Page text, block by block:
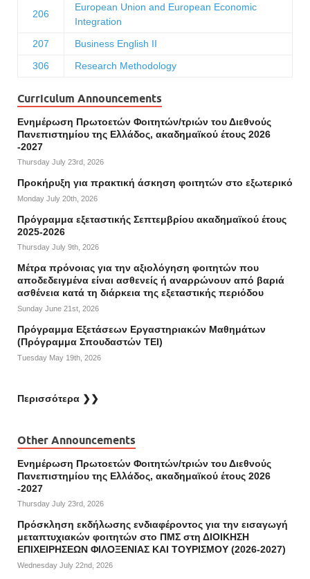
206
European Union and European Economic
Integration
207
Business English ΙΙ
306
Research Methodology
Curriculum Announcements
Ενημέρωση Πρωτοετών Φοιτητών/τριών του Διεθνούς
Πανεπιστημίου της Ελλάδος, ακαδημαϊκού έτους 2026
-2027
Thursday July 23rd, 2026
Προκήρυξη για πρακτική άσκηση φοιτητών στο εξωτερικό
Monday July 20th, 2026
Πρόγραμμα εξεταστικής Σεπτεμβρίου ακαδημαϊκού έτους
2025-2026
Thursday July 9th, 2026
Mέτρα πρόνοιας για την αξιολόγηση φοιτητών που
αποδεδειγμένα είναι ασθενείς ή αναρρώνουν από βαριά
ασθένεια κατά τη διάρκεια της εξεταστικής περιόδου
Sunday June 21st, 2026
Πρόγραμμα Εξετάσεων Εργαστηριακών Μαθημάτων
(Πρόγραμμα Σπουδαστών ΤΕΙ)
Tuesday May 19th, 2026
Περισσότερα ❯❯
Other Announcements
Ενημέρωση Πρωτοετών Φοιτητών/τριών του Διεθνούς
Πανεπιστημίου της Ελλάδος, ακαδημαϊκού έτους 2026
-2027
Thursday July 23rd, 2026
Πρόσκληση εκδήλωσης ενδιαφέροντος για την εισαγωγή
μεταπτυχιακών φοιτητών στο ΠΜΣ στη ΔΙΟΙΚΗΣΗ
ΕΠΙΧΕΙΡΗΣΕΩΝ ΦΙΛΟΞΕΝΙΑΣ ΚΑΙ ΤΟΥΡΙΣΜΟΥ (2026-2027)
Wednesday July 22nd, 2026